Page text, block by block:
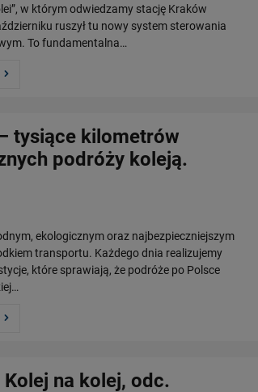
w którym odwiedzamy stację Kraków
ruszył tu nowy system sterowania
To fundamentalna…
tysiące kilometrów
podróży koleją.
ekologicznym oraz najbezpieczniejszym
transportu. Każdego dnia realizujemy
które sprawiają, że podróże po Polsce
na kolej, odc.